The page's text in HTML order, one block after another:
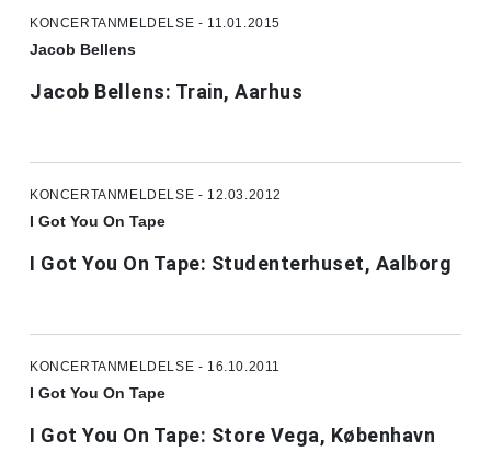
KONCERTANMELDELSE - 11.01.2015
Jacob Bellens
Jacob Bellens: Train, Aarhus
KONCERTANMELDELSE - 12.03.2012
I Got You On Tape
I Got You On Tape: Studenterhuset, Aalborg
KONCERTANMELDELSE - 16.10.2011
I Got You On Tape
I Got You On Tape: Store Vega, København